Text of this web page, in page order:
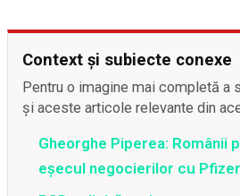
Context și subiecte conexe
Pentru o imagine mai completă a
și aceste articole relevante din
Gheorghe Piperea: Românii
eșecul negocierilor cu Pfizer